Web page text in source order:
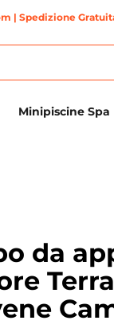
| Spedizione
Minipiscine Spa
da